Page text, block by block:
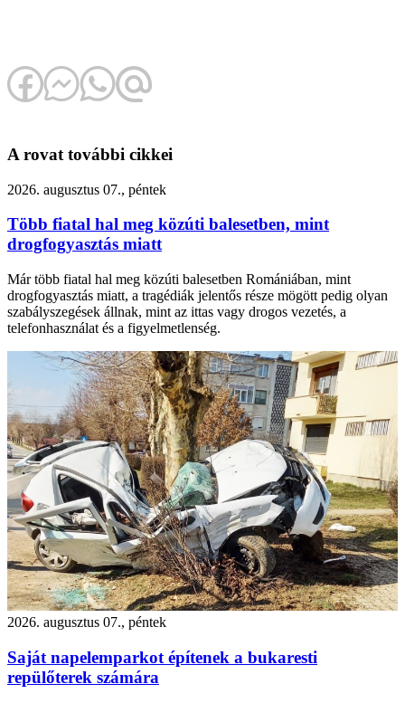
A rovat további cikkei
2026. augusztus 07., péntek
Több fiatal hal meg közúti balesetben, mint
drogfogyasztás miatt
Már több fiatal hal meg közúti balesetben Romániában, mint
drogfogyasztás miatt, a tragédiák jelentős része mögött pedig olyan
szabályszegések állnak, mint az ittas vagy drogos vezetés, a
telefonhasználat és a figyelmetlenség.
2026. augusztus 07., péntek
Saját napelemparkot építenek a bukaresti
repülőterek számára